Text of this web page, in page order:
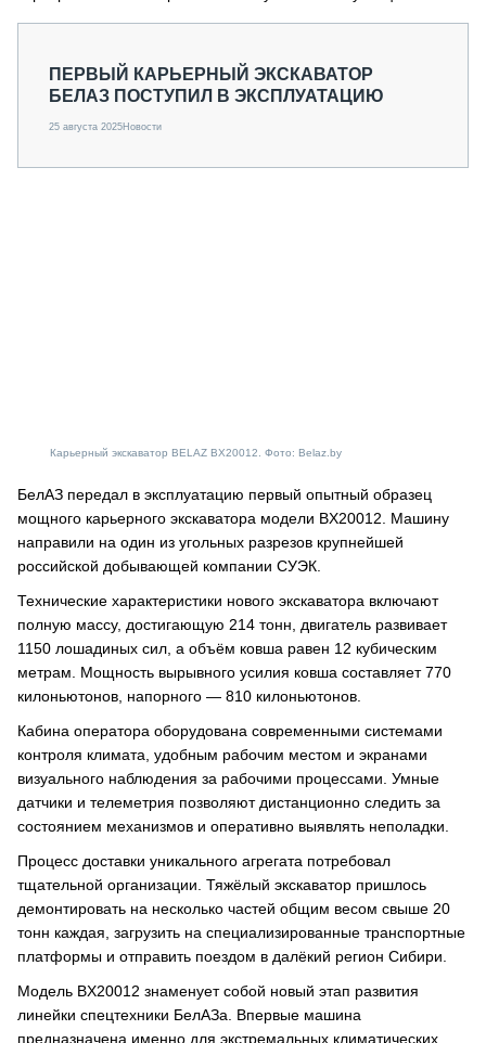
О ПРОЕКТЕ
ПЕРВЫЙ КАРЬЕРНЫЙ ЭКСКАВАТОР
БЕЛАЗ ПОСТУПИЛ В ЭКСПЛУАТАЦИЮ
25 августа 2025Новости
Карьерный экскаватор BELAZ BX20012. Фото: Belaz.by
БелАЗ передал в эксплуатацию первый опытный образец
мощного карьерного экскаватора модели BX20012. Машину
направили на один из угольных разрезов крупнейшей
российской добывающей компании СУЭК.
Технические характеристики нового экскаватора включают
полную массу, достигающую 214 тонн, двигатель развивает
1150 лошадиных сил, а объём ковша равен 12 кубическим
метрам. Мощность вырывного усилия ковша составляет 770
килоньютонов, напорного — 810 килоньютонов.
Кабина оператора оборудована современными системами
контроля климата, удобным рабочим местом и экранами
визуального наблюдения за рабочими процессами. Умные
датчики и телеметрия позволяют дистанционно следить за
состоянием механизмов и оперативно выявлять неполадки.
Процесс доставки уникального агрегата потребовал
тщательной организации. Тяжёлый экскаватор пришлось
демонтировать на несколько частей общим весом свыше 20
тонн каждая, загрузить на специализированные транспортные
платформы и отправить поездом в далёкий регион Сибири.
Модель BX20012 знаменует собой новый этап развития
линейки спецтехники БелАЗа. Впервые машина
предназначена именно для экстремальных климатических